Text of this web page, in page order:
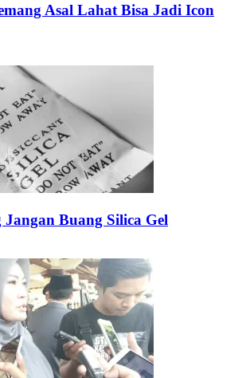
Asal Lahat Bisa Jadi Icon
Buang Silica Gel